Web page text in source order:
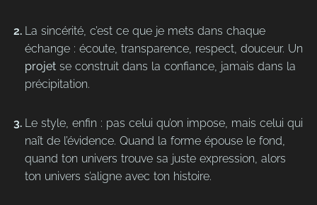
La sincérité, c’est ce que je mets dans chaque
échange : écoute, transparence, respect, douceur. Un
projet se construit dans la confiance, jamais dans la
précipitation.
Le style, enfin : pas celui qu’on impose, mais celui qui
naît de l’évidence. Quand la forme épouse le fond,
quand ton univers trouve sa juste expression, alors
ton univers s’aligne avec ton histoire.